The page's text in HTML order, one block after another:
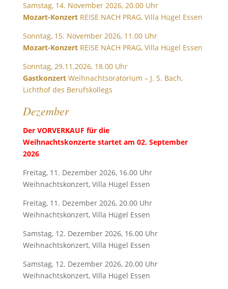
Samstag, 14. November 2026, 20.00 Uhr
Mozart-KonzertREISE NACH PRAG, Villa Hügel Essen
Sonntag, 15. November 2026, 11.00 Uhr
Mozart-KonzertREISE NACH PRAG, Villa Hügel Essen
Sonntag, 29.11.2026, 18.00 Uhr
GastkonzertWeihnachtsoratorium – J. S. Bach,
Lichthof des Berufskollegs
Dezember
Der VORVERKAUF für die
Weihnachtskonzerte startet am 02. September
2026
Freitag, 11. Dezember 2026, 16.00 Uhr
Weihnachtskonzert, Villa Hügel Essen
Freitag, 11. Dezember 2026, 20.00 Uhr
Weihnachtskonzert, Villa Hügel Essen
Samstag, 12. Dezember 2026, 16.00 Uhr
Weihnachtskonzert, Villa Hügel Essen
Samstag, 12. Dezember 2026, 20.00 Uhr
Weihnachtskonzert, Villa Hügel Essen